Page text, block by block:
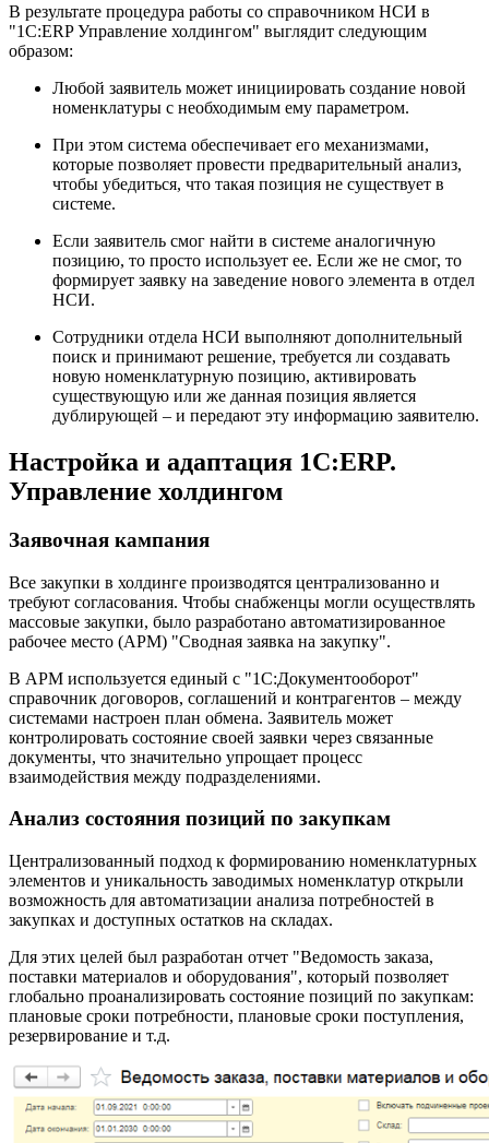
В результате процедура работы со справочником НСИ в
"1С:ERP Управление холдингом" выглядит следующим
образом:
Любой заявитель может инициировать создание новой
номенклатуры с необходимым ему параметром.
При этом система обеспечивает его механизмами,
которые позволяет провести предварительный анализ,
чтобы убедиться, что такая позиция не существует в
системе.
Если заявитель смог найти в системе аналогичную
позицию, то просто использует ее. Если же не смог, то
формирует заявку на заведение нового элемента в отдел
НСИ.
Сотрудники отдела НСИ выполняют дополнительный
поиск и принимают решение, требуется ли создавать
новую номенклатурную позицию, активировать
существующую или же данная позиция является
дублирующей – и передают эту информацию заявителю.
Настройка и адаптация 1С:ERP.
Управление холдингом
Заявочная кампания
Все закупки в холдинге производятся централизованно и
требуют согласования. Чтобы снабженцы могли осуществлять
массовые закупки, было разработано автоматизированное
рабочее место (АРМ) "Сводная заявка на закупку".
В АРМ используется единый с "1С:Документооборот"
справочник договоров, соглашений и контрагентов – между
системами настроен план обмена. Заявитель может
контролировать состояние своей заявки через связанные
документы, что значительно упрощает процесс
взаимодействия между подразделениями.
Анализ состояния позиций по закупкам
Централизованный подход к формированию номенклатурных
элементов и уникальность заводимых номенклатур открыли
возможность для автоматизации анализа потребностей в
закупках и доступных остатков на складах.
Для этих целей был разработан отчет "Ведомость заказа,
поставки материалов и оборудования", который позволяет
глобально проанализировать состояние позиций по закупкам:
плановые сроки потребности, плановые сроки поступления,
резервирование и т.д.